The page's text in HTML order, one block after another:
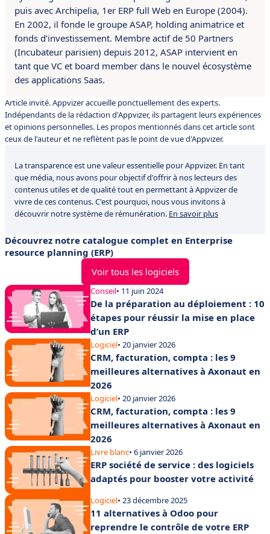
puis avec Archipelia, 1er ERP full Web en Europe (2004).
En 2002, il fonde le groupe ASAP, holding animatrice et
fonds d’investissement. Membre actif de 50 Partners
(Incubateur parisien) depuis 2012, ASAP intervient en
tant que VC et board member dans le nouvel écosystème
des applications Saas.
Article invité. Appvizer accueille ponctuellement des experts.
Indépendants de la rédaction d'Appvizer, ils partagent leurs expériences
et opinions personnelles. Les propos mentionnés dans cet article sont
ceux de l'auteur et ne reflètent pas le point de vue d'Appvizer.
La transparence est une valeur essentielle pour Appvizer. En tant
que média, nous avons pour objectif d'offrir à nos lecteurs des
contenus utiles et de qualité tout en permettant à Appvizer de
vivre de ces contenus. C'est pourquoi, nous vous invitons à
découvrir notre système de rémunération. En savoir plus
Découvrez notre catalogue complet en Enterprise
resource planning (ERP)
Voir tous les logiciels
Conseil• 11 juin 2024
De la préparation au déploiement : 10
étapes pour réussir la mise en place
d’un ERP
Logiciel• 20 janvier 2026
CRM, facturation, compta : les 9
meilleures alternatives à Axonaut en
2026
Logiciel• 20 janvier 2026
CRM, facturation, compta : les 9
meilleures alternatives à Axonaut en
2026
Livre blanc• 6 janvier 2026
ERP société de service : des logiciels
adaptés pour booster votre activité
Logiciel• 23 décembre 2025
11 alternatives à Odoo pour
reprendre le contrôle de votre ERP